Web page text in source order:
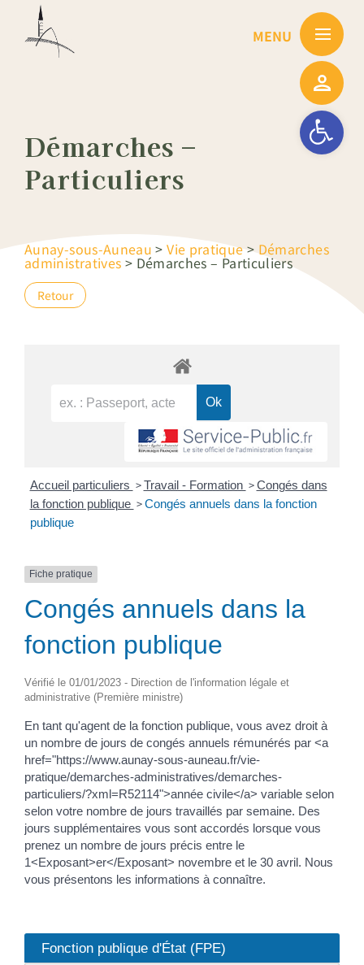
Ouvrir la
Démarches –
Particuliers
Aunay-sous-Auneau >Vie pratique>Démarches
administratives > Démarches – Particuliers
Retour
Accueil particuliers > Travail - Formation > Congés dans
la fonction publique > Congés annuels dans la fonction
publique
Fiche pratique
Congés annuels dans la
fonction publique
Vérifié le 01/01/2023 - Direction de l'information légale et
administrative (Première ministre)
En tant qu'agent de la fonction publique, vous avez droit à
un nombre de jours de congés annuels rémunérés par <a
href="https://www.aunay-sous-auneau.fr/vie-
pratique/demarches-administratives/demarches-
particuliers/?xml=R52114">année civile</a> variable selon
selon votre nombre de jours travaillés par semaine. Des
jours supplémentaires vous sont accordés lorsque vous
prenez un nombre de jours précis entre le
1<Exposant>er</Exposant> novembre et le 30 avril. Nous
vous présentons les informations à connaître.
Fonction publique d'État (FPE)